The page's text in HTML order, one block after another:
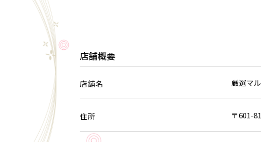
店舗概要
店舗名 厳選マ
住所 〒601-